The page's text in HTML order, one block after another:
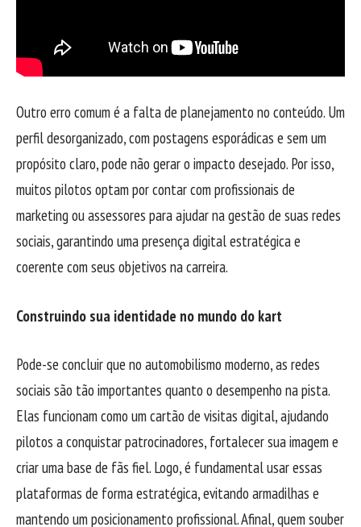
Outro erro comum é a falta de planejamento no conteúdo. Um
perfil desorganizado, com postagens esporádicas e sem um
propósito claro, pode não gerar o impacto desejado. Por isso,
muitos pilotos optam por contar com profissionais de
marketing ou assessores para ajudar na gestão de suas redes
sociais, garantindo uma presença digital estratégica e
coerente com seus objetivos na carreira.
Construindo sua identidade no mundo do kart
Pode-se concluir que no automobilismo moderno, as redes
sociais são tão importantes quanto o desempenho na pista.
Elas funcionam como um cartão de visitas digital, ajudando
pilotos a conquistar patrocinadores, fortalecer sua imagem e
criar uma base de fãs fiel. Logo, é fundamental usar essas
plataformas de forma estratégica, evitando armadilhas e
mantendo um posicionamento profissional. Afinal, quem souber